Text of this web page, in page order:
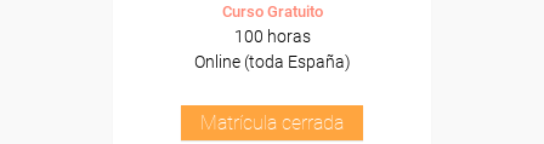
Curso Gratuito
100 horas
Online (toda España)
Matrícula cerrada